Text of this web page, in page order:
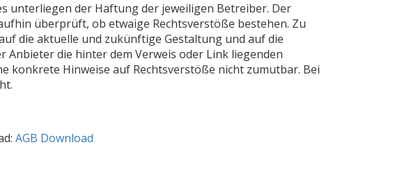
unterliegen der Haftung der jeweiligen Betreiber. Der
überprüft, ob etwaige Rechtsverstöße bestehen. Zu
die aktuelle und zukünftige Gestaltung und auf die
Anbieter die hinter dem Verweis oder Link liegenden
konkrete Hinweise auf Rechtsverstöße nicht zumutbar. Bei
AGB Download